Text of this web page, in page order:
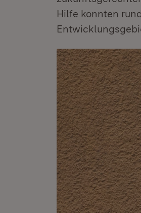
Hilfe konnten